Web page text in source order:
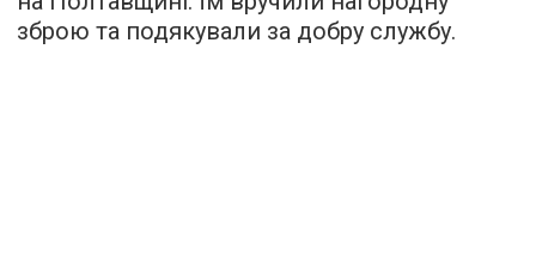
зброю та подякували за добру службу.